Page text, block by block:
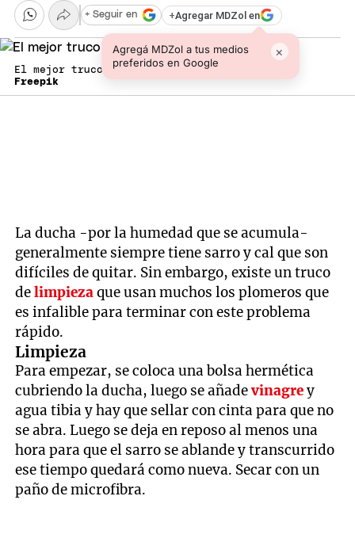
+Agregar MDZol en
Agregá MDZol a tus medios
preferidos en Google
×
+ Seguir en
El mejor truco de limpieza.
Freepik
La ducha -por la humedad que se acumula-
generalmente siempre tiene sarro y cal que son
difíciles de quitar. Sin embargo, existe un truco
delimpiezaque usan muchos los plomeros que
es infalible para terminar con este problema
rápido.
Limpieza
Para empezar, se coloca una bolsa hermética
cubriendo la ducha, luego se añadevinagrey
agua tibia y hay que sellar con cinta para que no
se abra. Luego se deja en reposo al menos una
hora para que el sarro se ablande y transcurrido
ese tiempo quedará como nueva. Secar con un
paño de microfibra.